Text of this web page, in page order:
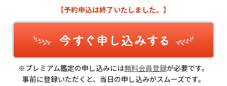
【予約申込は終了いたしました。】
※プレミアム鑑定の申し込みには無料会員登録が必要です。
事前に登録いただくと、当日の申し込みがスムーズです。